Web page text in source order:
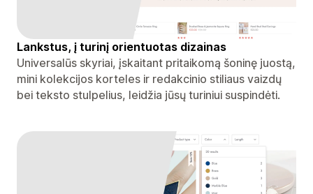
Lankstus, į turinį orientuotas dizainas
Universalūs skyriai, įskaitant pritaikomą šoninę juostą,
mini kolekcijos korteles ir redakcinio stiliaus vaizdų
bei teksto stulpelius, leidžia jūsų turiniui suspindėti.